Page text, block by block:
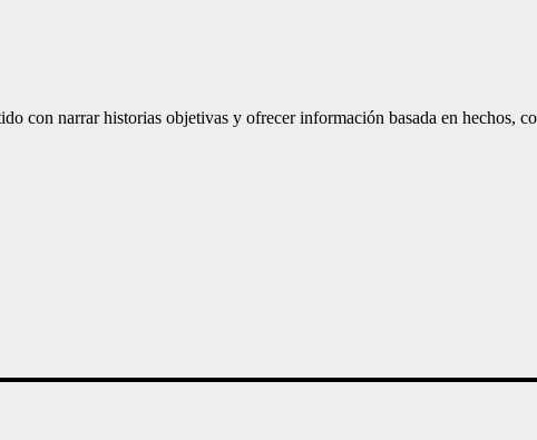
con narrar historias objetivas y ofrecer información basada en hechos,